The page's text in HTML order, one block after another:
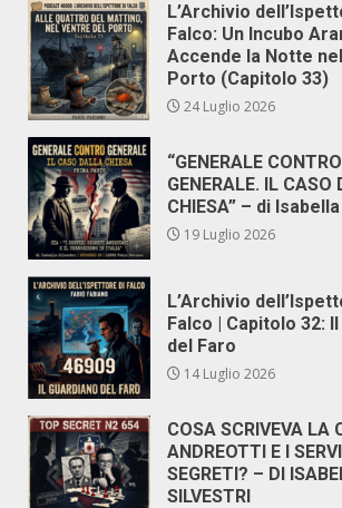
L’Archivio
Falco: Un Incubo
Accende la Notte
Porto (Capitolo 33)
24 Luglio 2026
“GENERALE CONTRO
GENERALE. IL CASO
CHIESA” – di
19 Luglio 2026
L’Archivio
Falco | Capitolo 32:
del Faro
14 Luglio 2026
COSA SCRIVEVA LA
ANDREOTTI E I
SEGRETI? – DI
SILVESTRI